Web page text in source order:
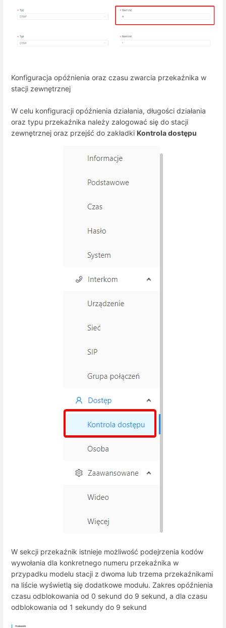
Konfiguracja opóźnienia oraz czasu zwarcia przekaźnika w
stacji zewnętrznej
W celu konfiguracji opóźnienia działania, długości działania
oraz typu przekaźnika należy zalogować się do stacji
zewnętrznej oraz przejść do zakładki Kontrola dostępu
W sekcji przekaźnik istnieje możliwość podejrzenia kodów
wywołania dla konkretnego numeru przekaźnika w
przypadku modelu stacji z dwoma lub trzema przekaźnikami
na liście wyświetlą się dodatkowe modułu. Zakres opóźnienia
czasu odblokowania od 0 sekund do 9 sekund, a dla czasu
odblokowania od 1 sekundy do 9 sekund